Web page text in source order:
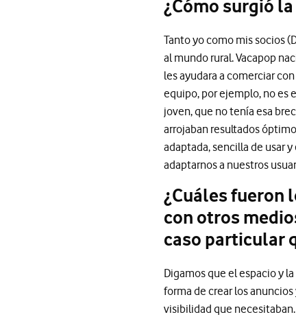
¿Cómo surgió
Tanto yo como mis socios
al mundo rural. Vacapop
les ayudara a comerciar
equipo, por ejemplo, no es
joven, que no tenía esa
arrojaban resultados
adaptada, sencilla de usar
adaptarnos a nuestros
¿Cuáles fueron
con otros
caso particular
Digamos que el espacio y
forma de crear los
visibilidad que